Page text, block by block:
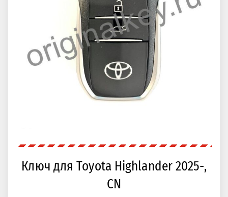
Ключ для Toyota Highlander 2025-,
CN